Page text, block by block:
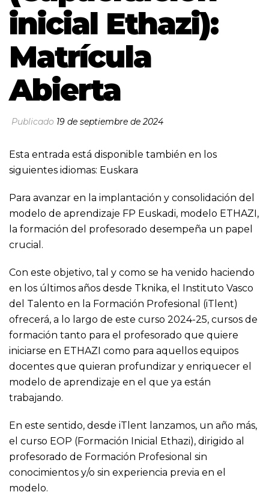
inicial Ethazi):
Matrícula
Abierta
Publicado 19 de septiembre de 2024
Esta entrada está disponible también en los
siguientes idiomas: Euskara
Para avanzar en la implantación y consolidación del
modelo de aprendizaje FP Euskadi, modelo ETHAZI,
la formación del profesorado desempeña un papel
crucial.
Con este objetivo, tal y como se ha venido haciendo
en los últimos años desde Tknika, el Instituto Vasco
del Talento en la Formación Profesional (iTlent)
ofrecerá, a lo largo de este curso 2024-25, cursos de
formación tanto para el profesorado que quiere
iniciarse en ETHAZI como para aquellos equipos
docentes que quieran profundizar y enriquecer el
modelo de aprendizaje en el que ya están
trabajando.
En este sentido, desde iTlent lanzamos, un año más,
el curso EOP (Formación Inicial Ethazi), dirigido al
profesorado de Formación Profesional sin
conocimientos y/o sin experiencia previa en el
modelo.